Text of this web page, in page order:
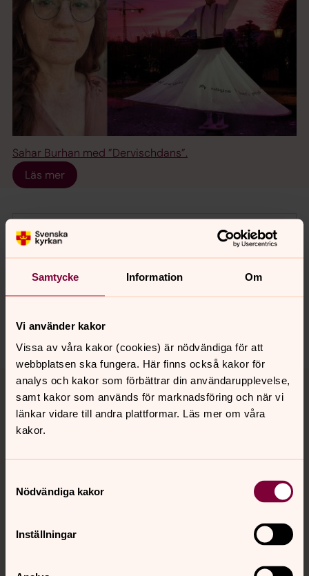
Samtycke Information Om
Vi använder kakor
Vissa av våra kakor (cookies) är nödvändiga för att
webbplatsen ska fungera. Här finns också kakor för
analys och kakor som förbättrar din användarupplevelse,
samt kakor som används för marknadsföring och när vi
länkar vidare till andra plattformar. Läs mer om våra
kakor.
Nödvändiga kakor
Inställningar
Sahar Burhan med ”Dervischdans”.
Läs mer
Det här händer i samband
med årets Sjätte sinnet:
Läs mer om Sjätte Sinnet:
2025 års katalog
Sjätte sinnet – historik